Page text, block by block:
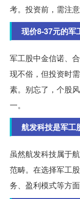
考。投资前，需注
现价8-37元的军
军工股中金信诺、
现不俗，但投资时
素。别忘了，个股
一。
航发科技是军工
虽然航发科技属于
范畴。在选择军工
务、盈利模式等方